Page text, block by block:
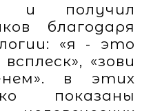
и получил
благодаря
«я - это
«зови
в этих
показаны